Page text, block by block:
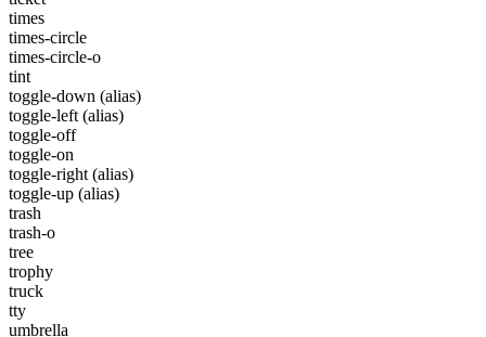
times
times-circle
times-circle-o
tint
toggle-down (alias)
toggle-left (alias)
toggle-off
toggle-on
toggle-right (alias)
toggle-up (alias)
trash
trash-o
tree
trophy
truck
tty
umbrella